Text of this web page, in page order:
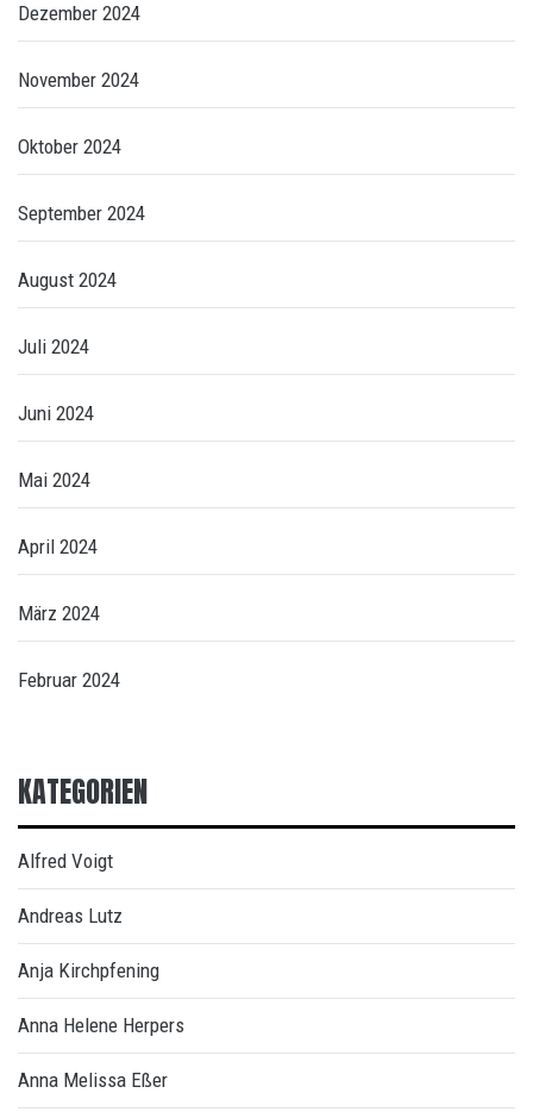
Dezember 2024
November 2024
Oktober 2024
September 2024
August 2024
Juli 2024
Juni 2024
Mai 2024
April 2024
März 2024
Februar 2024
KATEGORIEN
Alfred Voigt
Andreas Lutz
Anja Kirchpfening
Anna Helene Herpers
Anna Melissa Eßer